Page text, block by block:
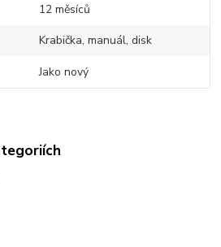
12 měsíců
Krabička, manuál, disk
Jako nový